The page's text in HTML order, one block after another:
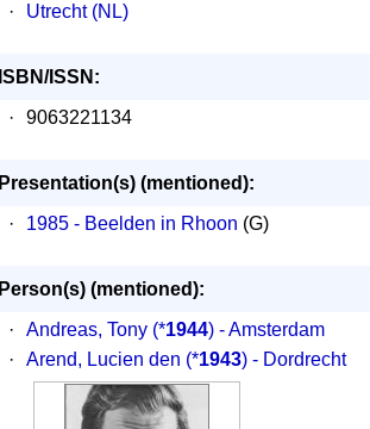
·
Utrecht (NL)
ISBN/ISSN:
·
9063221134
Presentation(s) (mentioned):
·
1985 - Beelden in Rhoon (G)
Person(s) (mentioned):
·
Andreas, Tony (*1944) - Amsterdam
·
Arend, Lucien den (*1943) - Dordrecht